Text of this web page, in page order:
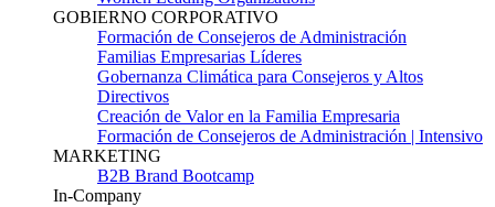
GOBIERNO CORPORATIVO
Formación de Consejeros de Administración
Familias Empresarias Líderes
Gobernanza Climática para Consejeros y Altos
Directivos
Creación de Valor en la Familia Empresaria
Formación de Consejeros de Administración | Intensivo
MARKETING
B2B Brand Bootcamp
In-Company